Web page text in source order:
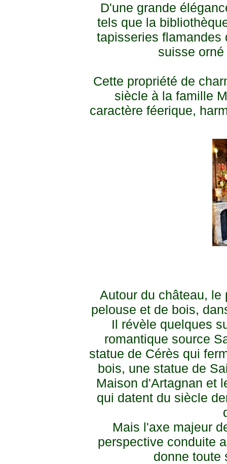
D'une grande
tels que la
tapisseries flamandes
suisse
Cette propriété de
siècle à la famille
caractère féerique,
Autour du château,
pelouse et de bois,
Il révèle quelques
romantique source
statue de Cérès qui
bois, une statue de
Maison d'Artagnan et
qui datent du siècle
Mais l'axe majeur
perspective conduite
donne toute